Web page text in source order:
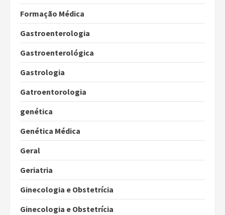
Formação Médica
Gastroenterologia
Gastroenterológica
Gastrologia
Gatroentorologia
genética
Genética Médica
Geral
Geriatria
Ginecologia e Obstetrícia
Ginecologia e Obstetrícia